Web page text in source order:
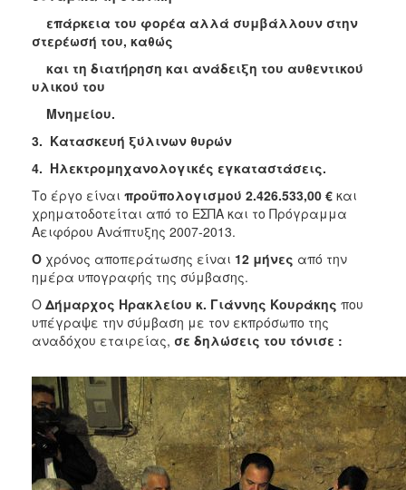
επάρκεια του φορέα αλλά συμβάλλουν στην
στερέωσή του, καθώς
και τη διατήρηση και ανάδειξη του αυθεντικού
υλικού του
Μνημείου.
3. Κατασκευή ξύλινων θυρών
4. Ηλεκτρομηχανολογικές εγκαταστάσεις.
Το έργο είναι προϋπολογισμού 2.426.533,00 € και
χρηματοδοτείται από το ΕΣΠΑ και το Πρόγραμμα
Αειφόρου Ανάπτυξης 2007-2013.
Ο χρόνος αποπεράτωσης είναι 12 μήνες από την
ημέρα υπογραφής της σύμβασης.
Ο Δήμαρχος Ηρακλείου κ. Γιάννης Κουράκης που
υπέγραψε την σύμβαση με τον εκπρόσωπο της
αναδόχου εταιρείας, σε δηλώσεις του τόνισε :